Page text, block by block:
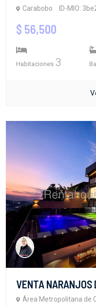
Carabobo ID-MIO:
$ 56,500
Habitaciones 3
VENTA
Área Metropolitana de